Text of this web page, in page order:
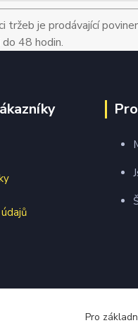
tržeb je prodávající
48 hodin.
Pro